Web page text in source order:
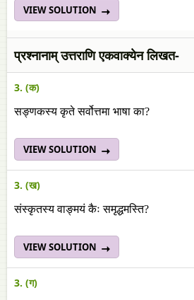
VIEW SOLUTION
प्रश्नानाम् उत्तराणि एकवाक्येन लिखत-
3. (क)
सङ्णकस्य कृते सर्वोत्तमा भाषा का?
VIEW SOLUTION
3. (ख)
संस्कृतस्य वाङ्मयं कैः समृद्धमस्ति?
VIEW SOLUTION
3. (ग)